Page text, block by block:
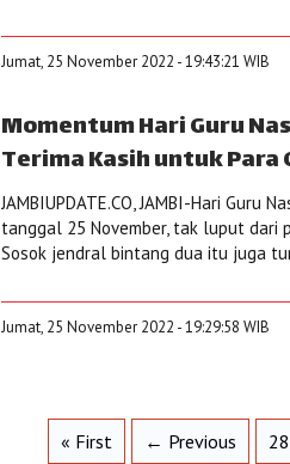
Jumat, 25 November 2022 - 19:43:21 WIB
Momentum Hari Guru
Terima Kasih untuk Para
JAMBIUPDATE.CO, JAMBI-Hari
tanggal 25 November, tak luput dari
Sosok jendral bintang dua itu juga
Jumat, 25 November 2022 - 19:29:58 WIB
« First ← Previous 28